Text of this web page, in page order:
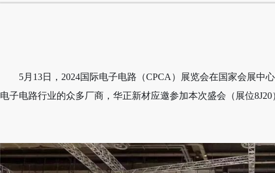
5月13日， 2024国际电子电路（CPCA）展览会在国家会展中
电子电路行业的众多厂商， 华正新材应邀参加本次盛会（展位